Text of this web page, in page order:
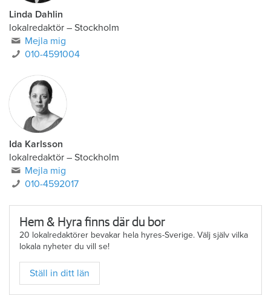
Linda Dahlin
lokalredaktör – Stockholm
Mejla mig
010-4591004
Ida Karlsson
lokalredaktör – Stockholm
Mejla mig
010-4592017
Hem & Hyra finns där du bor
20 lokalredaktörer bevakar hela hyres-Sverige. Välj själv vilka
lokala nyheter du vill se!
Ställ in ditt län